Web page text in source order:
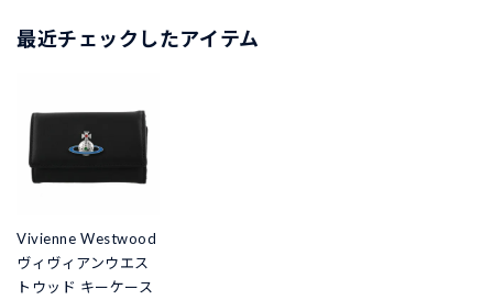
最近チェックしたアイテム
Vivienne Westwood
ヴィヴィアンウエス
トウッド キーケース